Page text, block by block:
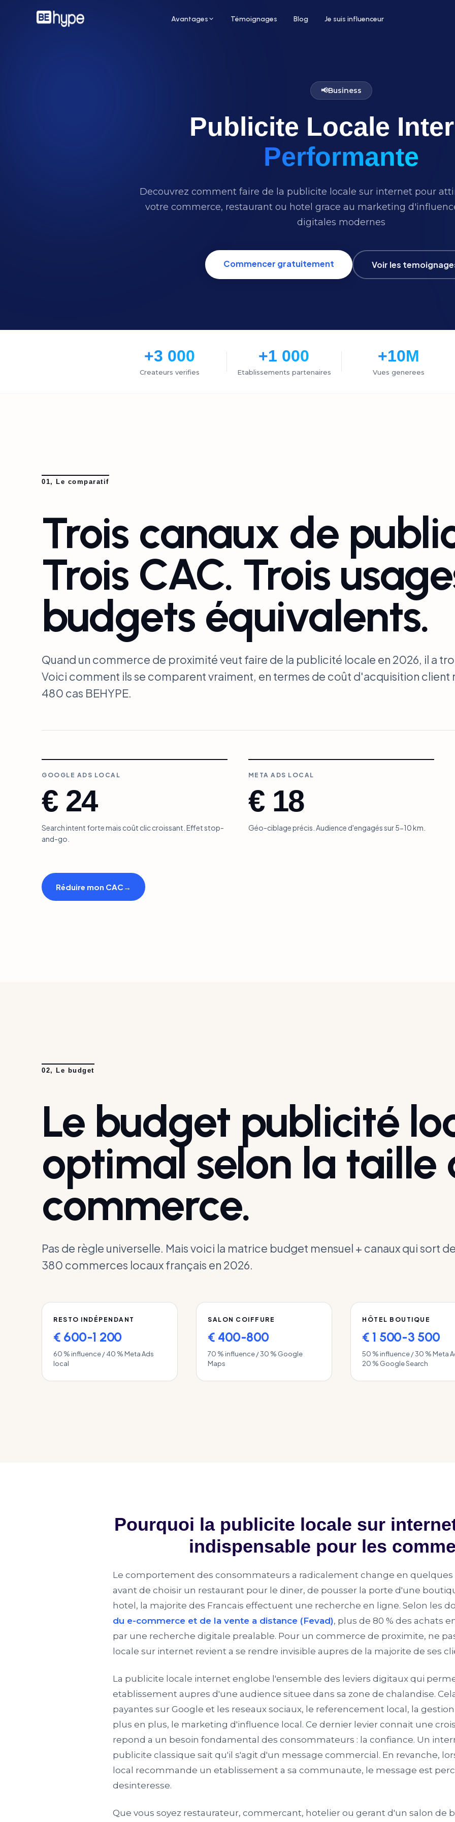
Avantages
Pour un hôtel
Augmentez votre taux d'occupation avec
Pour le bien-être
Développez votre clientèle en
Témoignages Blog Je suis influenceur
📢Business
Publicite Locale
Performante
Decouvrez comment faire de la publicite locale sur internet pour
votre commerce, restaurant ou hotel grace au marketing
digitales modernes
Commencer gratuitement Voir les
+3 000
Createurs verifies
+1 000
Etablissements partenaires
+10M
Vues generees
01, Le comparatif
Trois canaux de
Trois CAC. Trois
budgets équivalents.
Quand un commerce de proximité veut faire de la publicité locale en 2026, il a
Voici comment ils se comparent vraiment, en termes de coût d'acquisition client
480 cas BEHYPE.
GOOGLE ADS LOCAL
€ 24
Search intent forte mais coût clic croissant. Effet stop-
and-go.
META ADS LOCAL
€ 18
Géo-ciblage précis. Audience d'engagés sur 5-10 km.
Réduire mon CAC →
02, Le budget
Le budget publicité
optimal selon la taille
commerce.
Pas de règle universelle. Mais voici la matrice budget mensuel + canaux qui sort
380 commerces locaux français en 2026.
RESTO INDÉPENDANT
€ 600-1 200
60 % influence / 40 % Meta Ads
local
SALON COIFFURE
€ 400-800
70 % influence / 30 % Google
Maps
HÔTEL BOUTIQUE
€ 1 500-3 500
50 % influence / 30 % Meta
20 % Google Search
Pourquoi la publicite locale sur
indispensable pour les
Le comportement des consommateurs a radicalement change en quelques
avant de choisir un restaurant pour le diner, de pousser la porte d'une
hotel, la majorite des Francais effectuent une recherche en ligne. Selon les
du e-commerce et de la vente a distance (Fevad), plus de 80 % des achats
par une recherche digitale prealable. Pour un commerce de proximite, ne
locale sur internet revient a se rendre invisible aupres de la majorite de ses
La publicite locale internet englobe l'ensemble des leviers digitaux qui
etablissement aupres d'une audience situee dans sa zone de chalandise.
payantes sur Google et les reseaux sociaux, le referencement local, la
plus en plus, le marketing d'influence local. Ce dernier levier connait une
repond a un besoin fondamental des consommateurs : la confiance. Un
publicite classique sait qu'il s'agit d'un message commercial. En revanche,
local recommande un etablissement a sa communaute, le message est
desinteresse.
Que vous soyez restaurateur, commercant, hotelier ou gerant d'un salon de